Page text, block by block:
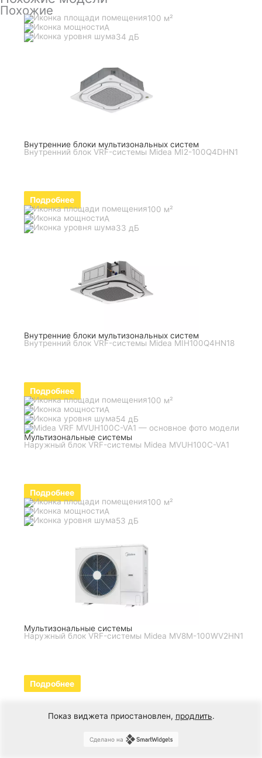
Похожие
100 м²
A
34 дБ
Внутренние блоки мультизональных систем
Внутренний блок VRF-системы Midea MI2-100Q4DHN1
Подробнее
100 м²
A
33 дБ
Внутренние блоки мультизональных систем
Внутренний блок VRF-системы Midea MIH100Q4HN18
Подробнее
100 м²
A
54 дБ
Мультизональные системы
Наружный блок VRF-системы Midea MVUH100C-VA1
Подробнее
100 м²
A
53 дБ
Мультизональные системы
Наружный блок VRF-системы Midea MV8M-100WV2HN1
Подробнее
Показ виджета приостановлен, продлить.
Сделано на